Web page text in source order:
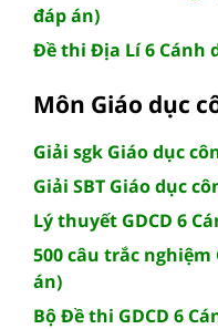
đáp án)
Đề thi Địa Lí 6 Cánh
Môn Giáo dục
Giải sgk Giáo dục
Giải SBT Giáo dục
Lý thuyết GDCD 6
500 câu trắc nghiệm
án)
Bộ Đề thi GDCD 6